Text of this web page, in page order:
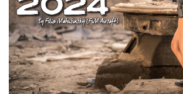
& Taktická
strava
Merch
3D
Tisk